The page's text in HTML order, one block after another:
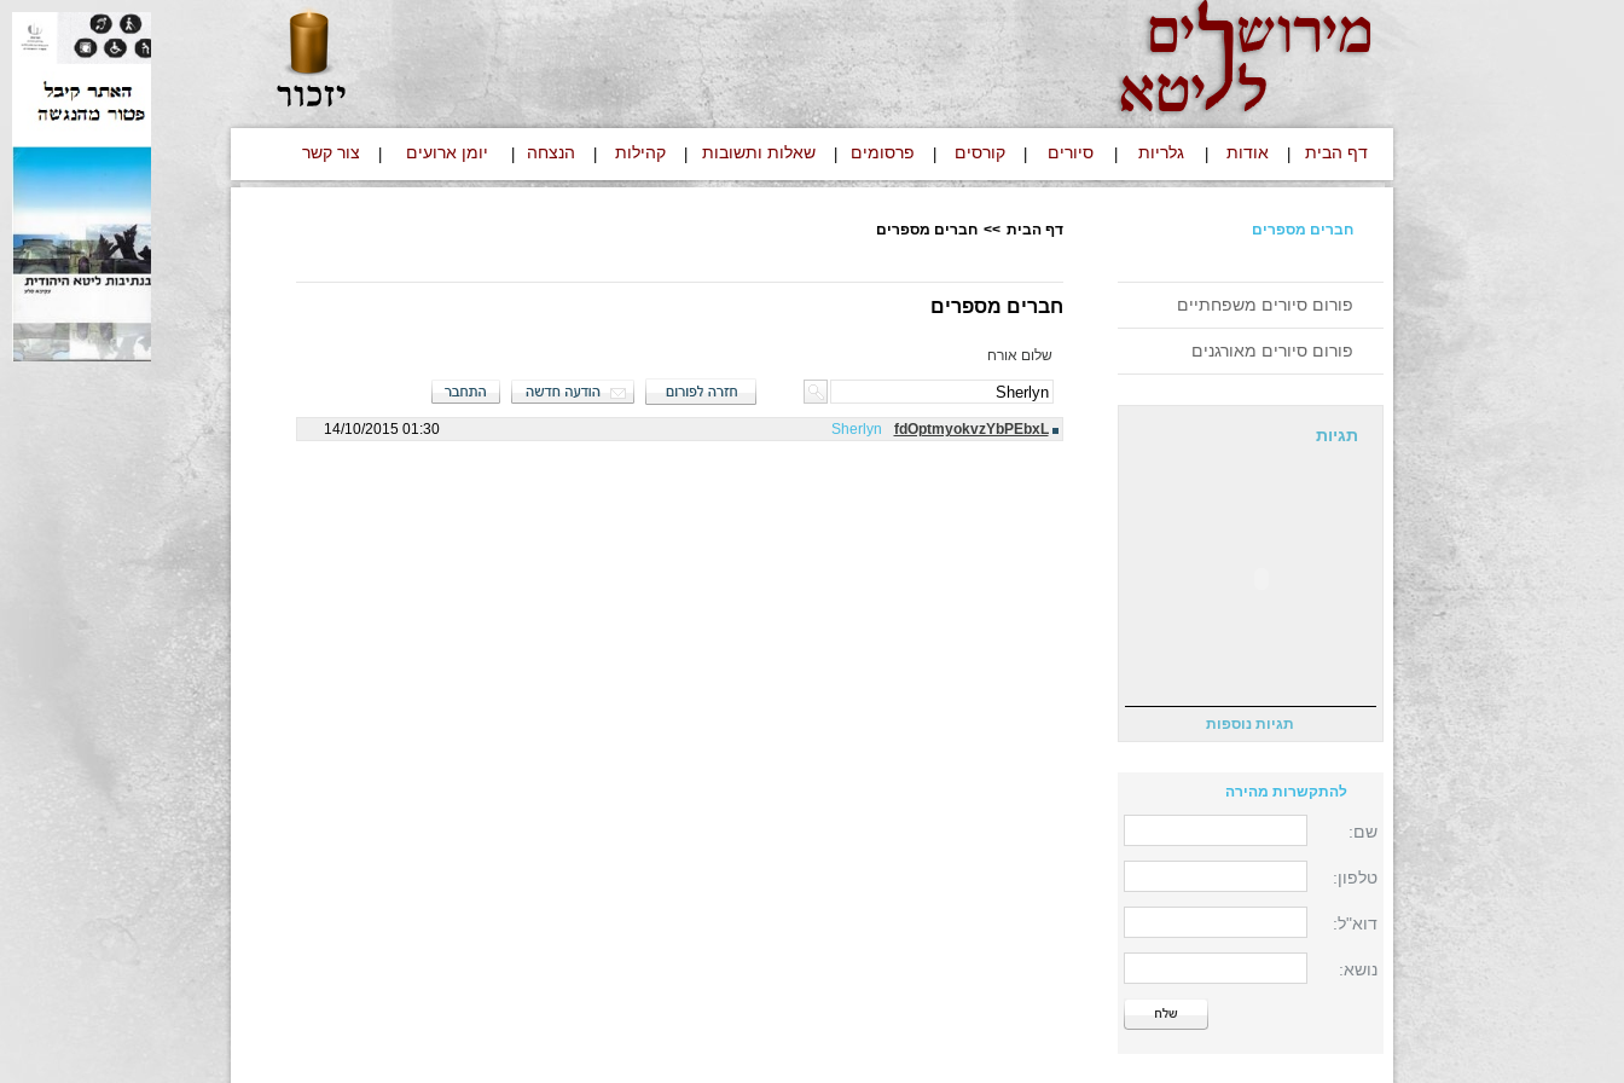
דף הבית אודות גלריות סיורים קורסים פרסומים שאלות ותשובות קהילות הנצחה יומן ארועים צור קשר
חברים מספרים
פורום סיורים משפחתיים
פורום סיורים מאורגנים
תגיות
תגיות נוספות
להתקשרות מהירה
שם:
טלפון:
דוא"ל:
נושא:
דף הבית >> חברים מספרים
חברים מספרים
שלום אורח
fdOptmyokvzYbPEbxL
Sherlyn
01:30 14/10/2015